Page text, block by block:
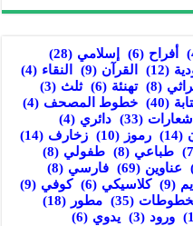
أفراح (6) إسلامي (28)
(12) القرآن (9) النقاء (4)
(8) تهنئة (6) ثلث (3)
(40) خطوط المصحف (4)
(33) دائري (4)
(14) رموز (10) زخارف (14)
طباعي (8) طفولي (8)
عناوين (69) فارسي (8)
(9) كلاسيكي (6) كوفي (9)
(35) مطور (18)
ورود (3) يدوي (6)